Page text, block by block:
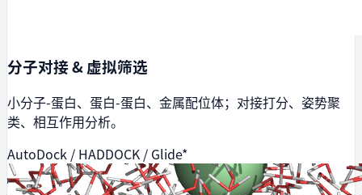
分子对接 & 虚拟筛选
小分子-蛋白、蛋白-蛋白、金属配位体；对接打分、姿势聚
类、相互作用分析。
AutoDock / HADDOCK / Glide*